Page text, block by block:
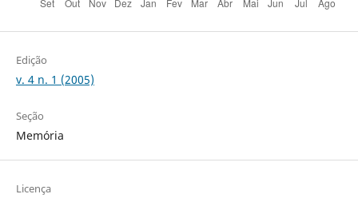
Edição
v. 4 n. 1 (2005)
Seção
Memória
Licença